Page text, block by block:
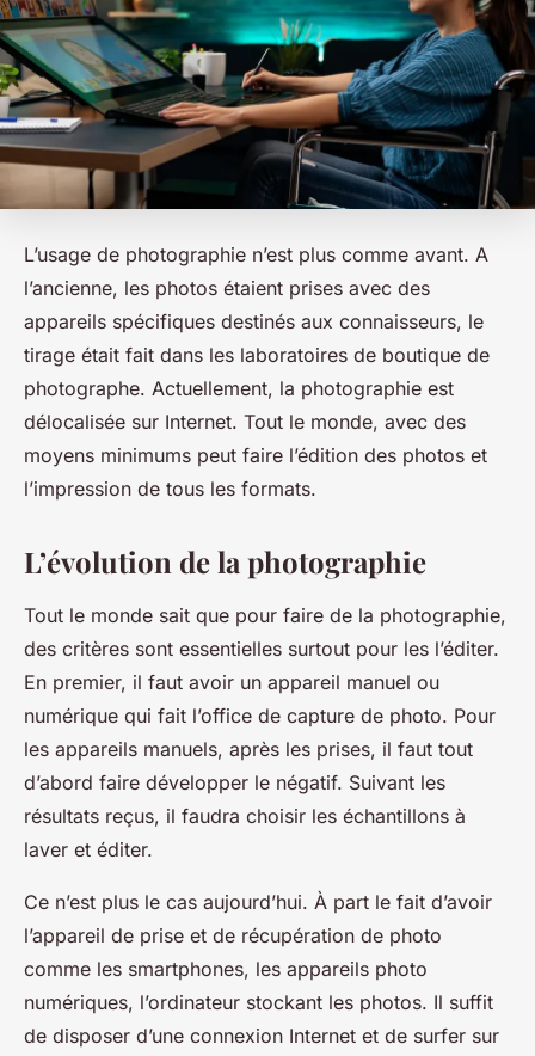
L’usage de photographie n’est plus comme avant. A
l’ancienne, les photos étaient prises avec des
appareils spécifiques destinés aux connaisseurs, le
tirage était fait dans les laboratoires de boutique de
photographe. Actuellement, la photographie est
délocalisée sur Internet. Tout le monde, avec des
moyens minimums peut faire l’édition des photos et
l’impression de tous les formats.
L’évolution de la photographie
Tout le monde sait que pour faire de la photographie,
des critères sont essentielles surtout pour les l’éditer.
En premier, il faut avoir un appareil manuel ou
numérique qui fait l’office de capture de photo. Pour
les appareils manuels, après les prises, il faut tout
d’abord faire développer le négatif. Suivant les
résultats reçus, il faudra choisir les échantillons à
laver et éditer.
Ce n’est plus le cas aujourd’hui. À part le fait d’avoir
l’appareil de prise et de récupération de photo
comme les smartphones, les appareils photo
numériques, l’ordinateur stockant les photos. Il suffit
de disposer d’une connexion Internet et de surfer sur